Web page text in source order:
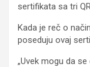
sertifikata sa tri
Kada je reč o
poseduju ovaj
„Uvek mogu da